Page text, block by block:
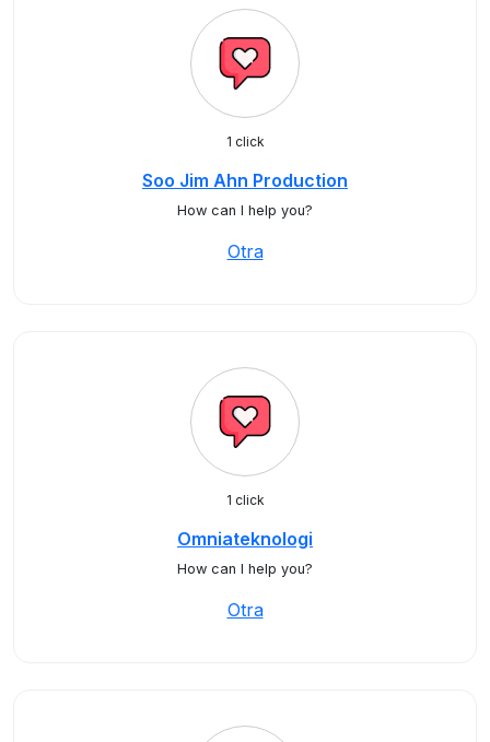
1 click
Soo Jim Ahn Production
How can I help you?
Otra
1 click
Omniateknologi
How can I help you?
Otra